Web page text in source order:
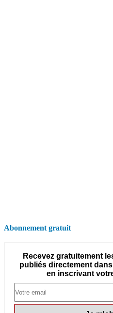
Abonnement gratuit
Recevez gratuitement
publiés directement
en inscrivant